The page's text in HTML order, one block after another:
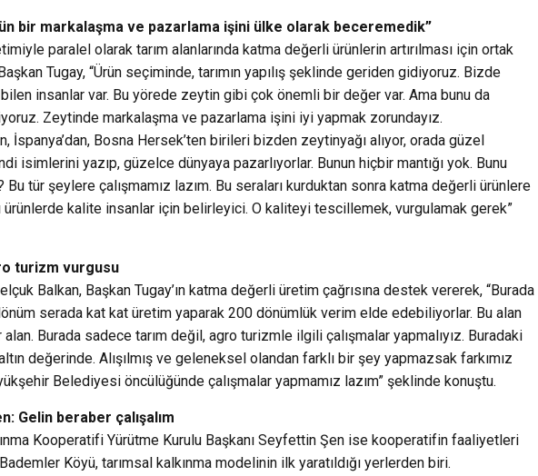
bir markalaşma ve pazarlama işini ülke olarak beceremedik”
paralel olarak tarım alanlarında katma değerli ürünlerin artırılması için ortak
Tugay, “Ürün seçiminde, tarımın yapılış şeklinde geriden gidiyoruz. Bizde
bilen insanlar var. Bu yörede zeytin gibi çok önemli bir değer var. Ama bunu da
Zeytinde markalaşma ve pazarlama işini iyi yapmak zorundayız.
İspanya’dan, Bosna Hersek’ten birileri bizden zeytinyağı alıyor, orada güzel
isimlerini yazıp, güzelce dünyaya pazarlıyorlar. Bunun hiçbir mantığı yok. Bunu
Bu tür şeylere çalışmamız lazım. Bu seraları kurduktan sonra katma değerli ürünlere
ürünlerde kalite insanlar için belirleyici. O kaliteyi tescillemek, vurgulamak gerek”
turizm vurgusu
Balkan, Başkan Tugay’ın katma değerli üretim çağrısına destek vererek, “Burada
serada kat kat üretim yaparak 200 dönümlük verim elde edebiliyorlar. Bu alan
Burada sadece tarım değil, agro turizmle ilgili çalışmalar yapmalıyız. Buradaki
değerinde. Alışılmış ve geleneksel olandan farklı bir şey yapmazsak farkımız
Belediyesi öncülüğünde çalışmalar yapmamız lazım” şeklinde konuştu.
Gelin beraber çalışalım
Kooperatifi Yürütme Kurulu Başkanı Seyfettin Şen ise kooperatifin faaliyetleri
Köyü, tarımsal kalkınma modelinin ilk yaratıldığı yerlerden biri.